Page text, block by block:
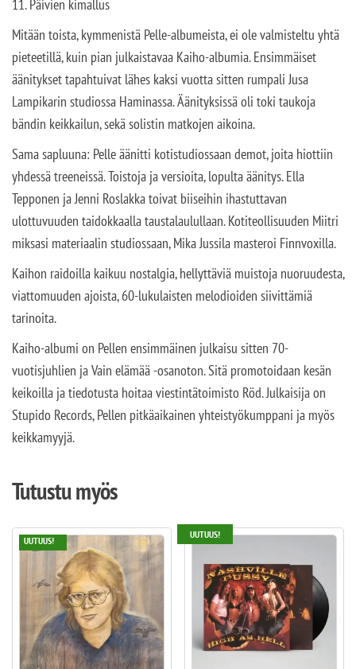
11. Päivien kimallus
Mitään toista, kymmenistä Pelle-albumeista, ei ole valmisteltu yhtä
pieteetillä, kuin pian julkaistavaa Kaiho-albumia. Ensimmäiset
äänitykset tapahtuivat lähes kaksi vuotta sitten rumpali Jusa
Lampikarin studiossa Haminassa. Äänityksissä oli toki taukoja
bändin keikkailun, sekä solistin matkojen aikoina.
Sama sapluuna: Pelle äänitti kotistudiossaan demot, joita hiottiin
yhdessä treeneissä. Toistoja ja versioita, lopulta äänitys. Ella
Tepponen ja Jenni Roslakka toivat biiseihin ihastuttavan
ulottuvuuden taidokkaalla taustalaulullaan. Kotiteollisuuden Miitri
miksasi materiaalin studiossaan, Mika Jussila masteroi Finnvoxilla.
Kaihon raidoilla kaikuu nostalgia, hellyttäviä muistoja nuoruudesta,
viattomuuden ajoista, 60-lukulaisten melodioiden siivittämiä
tarinoita.
Kaiho-albumi on Pellen ensimmäinen julkaisu sitten 70-
vuotisjuhlien ja Vain elämää -osanoton. Sitä promotoidaan kesän
keikoilla ja tiedotusta hoitaa viestintätoimisto Röd. Julkaisija on
Stupido Records, Pellen pitkäaikainen yhteistyökumppani ja myös
keikkamyyjä.
Tutustu myös
UUTUUS!
UUTUUS!